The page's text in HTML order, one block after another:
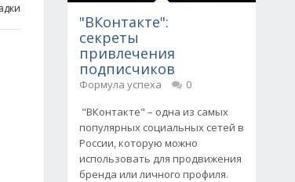
"ВКонтакте":
секреты
привлечения
подписчиков
Формула успеха
0
"ВКонтакте" – одна из самых
популярных социальных сетей в
России, которую можно
использовать для продвижения
бренда или личного профиля.